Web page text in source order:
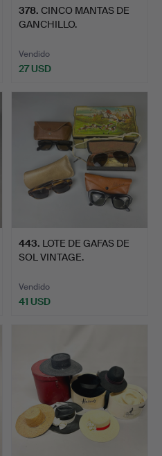
378. CINCO MANTAS DE
GANCHILLO.
Vendido
27 USD
443. LOTE DE GAFAS DE
SOL VINTAGE.
Vendido
41 USD